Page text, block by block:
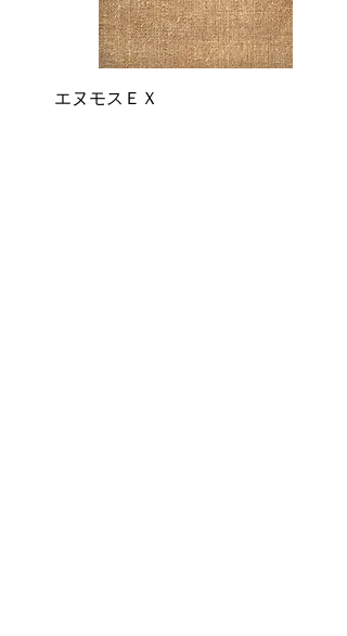
エヌモスＥＸ